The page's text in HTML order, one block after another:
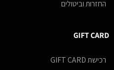
החזרות וביטולים
GIFT CARD
רכישת GIFT CARD